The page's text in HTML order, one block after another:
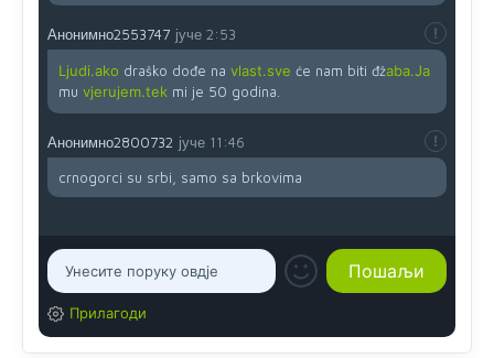
Анонимно2553747 јуче 2:53
Ljudi.ako draško dođe na vlast.sve će nam biti đžaba.Ja
mu vjerujem.tek mi je 50 godina.
Анонимно2800732 јуче 11:46
crnogorci su srbi, samo sa brkovima
Прилагоди